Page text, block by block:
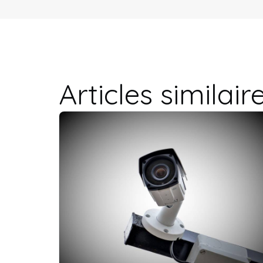
Articles